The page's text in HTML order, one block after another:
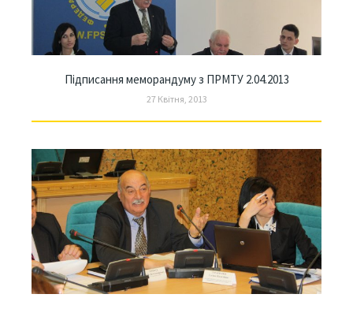
Підписання меморандуму з ПРМТУ 2.04.2013
27 Квітня, 2013